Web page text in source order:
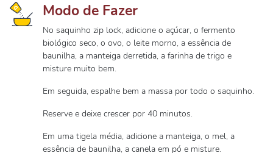
Modo de Fazer
No saquinho zip lock, adicione o açúcar, o fermento
biológico seco, o ovo, o leite morno, a essência de
baunilha, a manteiga derretida, a farinha de trigo e
misture muito bem.
Em seguida, espalhe bem a massa por todo o saquinho.
Reserve e deixe crescer por 40 minutos.
Em uma tigela média, adicione a manteiga, o mel, a
essência de baunilha, a canela em pó e misture.